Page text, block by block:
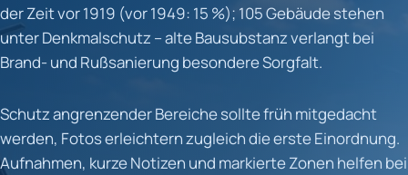
der Zeit vor 1919 (vor 1949: 15 %); 105 Gebäude stehen
unter Denkmalschutz – alte Bausubstanz verlangt bei
Brand- und Rußsanierung besondere Sorgfalt.
Schutz angrenzender Bereiche sollte früh mitgedacht
werden, Fotos erleichtern zugleich die erste Einordnung.
Aufnahmen, kurze Notizen und markierte Zonen helfen bei